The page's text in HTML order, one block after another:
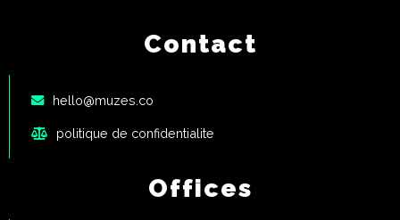
Contact
hello@muzes.co
politique de confidentialite
Offices